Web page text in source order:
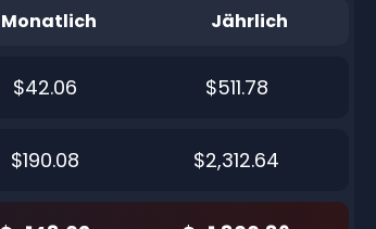
Monatlich Jährlich
$42.06 $511.78
$190.08 $2,312.64